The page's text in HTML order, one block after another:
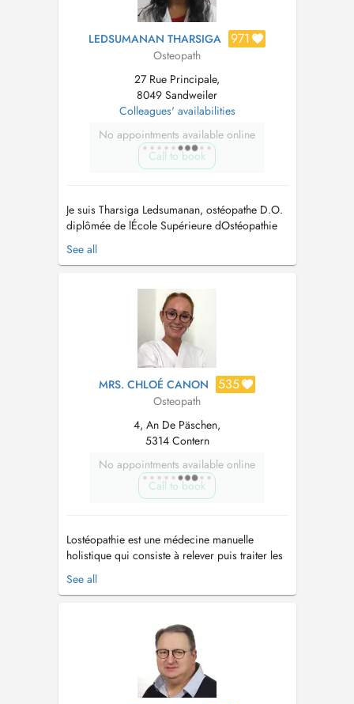
LEDSUMANAN THARSIGA 971
Osteopath
27 Rue Principale,
8049 Sandweiler
Colleagues' availabilities
No appointments available online
Call to book
Je suis Tharsiga Ledsumanan, ostéopathe D.O.
diplômée de lÉcole Supérieure dOstéopathie
de Paris (formation en 6 ans). Passionnée par
laccompagnement global du patient, jexerce
lécoute du corps, la bienveillance et léquilibre
global entre structure et f...
See all
MRS. CHLOÉ CANON 535
Osteopath
4, An De Päschen,
5314 Contern
No appointments available online
Call to book
Lostéopathie est une médecine manuelle
holistique qui consiste à relever puis traiter les
troubles fonctionnels des différents systèmes du
corps, afin daméliorer létat de santé du patient.
See all